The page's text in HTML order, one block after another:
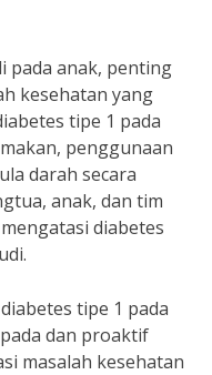
pada anak, penting
kesehatan yang
tipe 1 pada
penggunaan
darah secara
anak, dan tim
diabetes
tipe 1 pada
dan proaktif
masalah kesehatan